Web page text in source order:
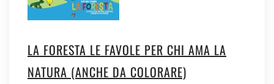
LA FORESTA LE FAVOLE PER CHI AMA LA
NATURA (ANCHE DA COLORARE)